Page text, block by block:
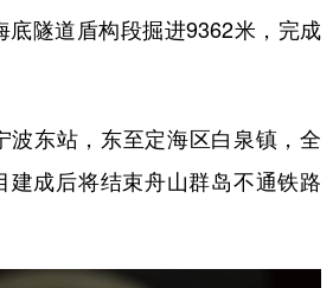
底隧道盾构段掘进9362米，完成
东站，东至定海区白泉镇，全
建成后将结束舟山群岛不通铁路